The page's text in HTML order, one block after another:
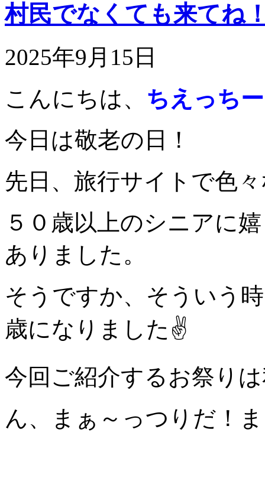
村民でなくても来てね
2025年9月15日
こんにちは、 ちえっちー
今日は敬老の日！
先日、旅行サイトで色
５０歳以上のシニアに
ありました。
そうですか、そういう
歳になりました✌
今回ご紹介するお祭り
ん、まぁ～っつりだ！